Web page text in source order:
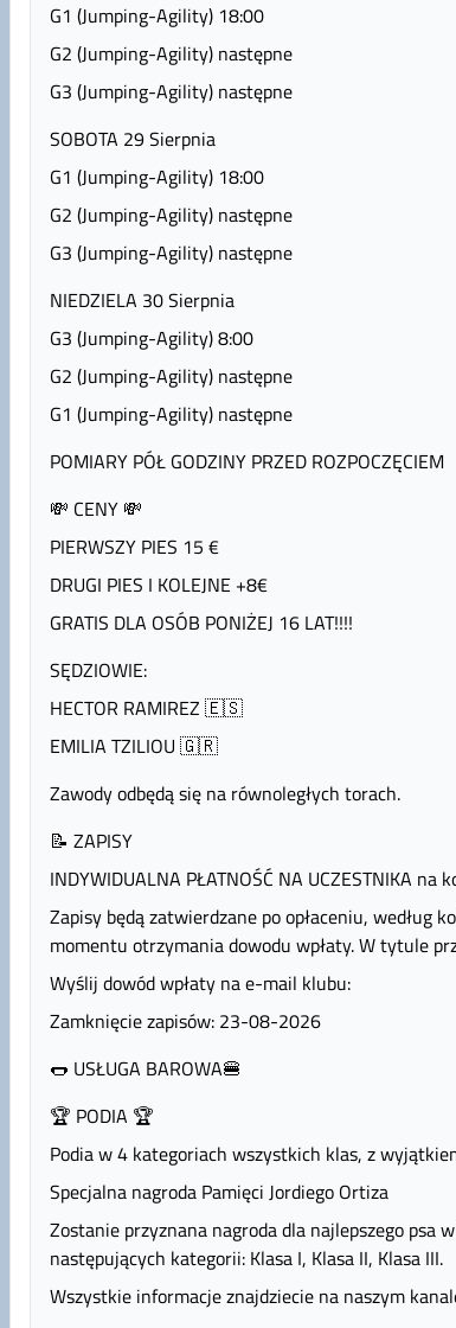
G1 (Jumping-Agility) 18:00
G2 (Jumping-Agility) następne
G3 (Jumping-Agility) następne
SOBOTA 29 Sierpnia
G1 (Jumping-Agility) 18:00
G2 (Jumping-Agility) następne
G3 (Jumping-Agility) następne
NIEDZIELA 30 Sierpnia
G3 (Jumping-Agility) 8:00
G2 (Jumping-Agility) następne
G1 (Jumping-Agility) następne
POMIARY PÓŁ GODZINY PRZED ROZPOCZĘCIEM
💸 CENY 💸
PIERWSZY PIES 15 €
DRUGI PIES I KOLEJNE +8€
GRATIS DLA OSÓB PONIŻEJ 16 LAT!!!!
SĘDZIOWIE:
HECTOR RAMIREZ 🇪🇸
EMILIA TZILIOU 🇬🇷
Zawody odbędą się na równoległych torach.
📝 ZAPISY
INDYWIDUALNA PŁATNOŚĆ NA UCZESTNIKA
Zapisy będą zatwierdzane po opłaceniu, według
momentu otrzymania dowodu wpłaty. W tytule
Wyślij dowód wpłaty na e-mail klubu:
Zamknięcie zapisów: 23-08-2026
🌭 USŁUGA BAROWA🍔
🏆 PODIA 🏆
Podia w 4 kategoriach wszystkich klas, z
Specjalna nagroda Pamięci Jordiego Ortiza
Zostanie przyznana nagroda dla najlepszego psa
następujących kategorii: Klasa I, Klasa II, Klasa III.
Wszystkie informacje znajdziecie na naszym